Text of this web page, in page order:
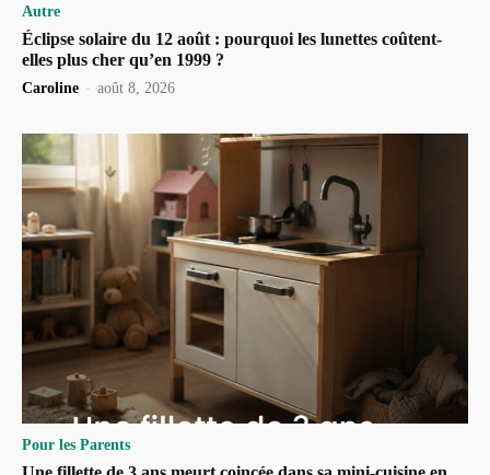
Autre
Éclipse solaire du 12 août : pourquoi les lunettes coûtent-
elles plus cher qu’en 1999 ?
Caroline - août 8, 2026
Pour les Parents